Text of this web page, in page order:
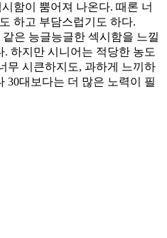
함이 뿜어져 나온다. 때론 너
하고 부담스럽기도 하다.
은 능글능글한 섹시함을 느낄
하지만 시니어는 적당한 농도
무 시큰하지도, 과하게 느끼하
30대보다는 더 많은 노력이 필